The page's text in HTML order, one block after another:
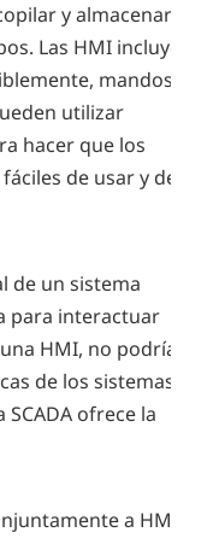
y almacenar
Las HMI incluyen
mandos
utilizar
hacer que los
de usar y de
de un sistema
para interactuar
HMI, no podría
de los sistemas
SCADA ofrece la
a HMI y